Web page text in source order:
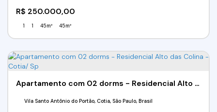
R$ 250.000,00
1 1 45m² 45m²
Apartamento com 02 dorms - Residencial Alto das Colina - Cotia/ Sp
Vila Santo Antônio do Portão, Cotia, São Paulo, Brasil